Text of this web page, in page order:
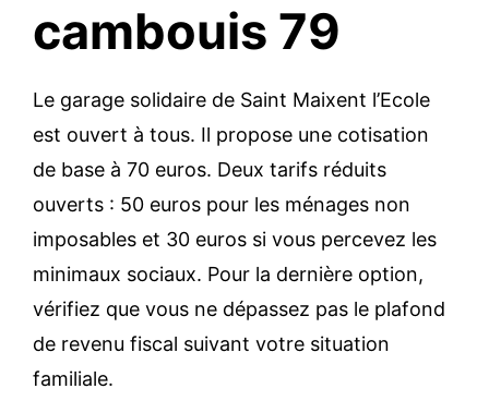
cambouis 79
Le garage solidaire de Saint Maixent l’Ecole
est ouvert à tous. Il propose une cotisation
de base à 70 euros. Deux tarifs réduits
ouverts : 50 euros pour les ménages non
imposables et 30 euros si vous percevez les
minimaux sociaux. Pour la dernière option,
vérifiez que vous ne dépassez pas le plafond
de revenu fiscal suivant votre situation
familiale.